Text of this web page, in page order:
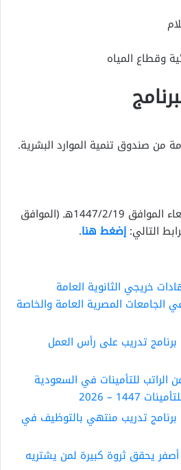
وقطاع المياه
من صندوق تنمية الموارد البشرية.
بدأ التقديم من اليوم، الأربعاء الموافق 1447/2/19هـ (الموافق
إضغط هنا.
خريجي الثانوية العامة
الجامعات المصرية العامة والخاصة
تدريب على رأس العمل
للتأمينات في السعودية
– 2026
برنامج تدريب منتهي بالتوظيف في
يحقق ثروة كبيرة لمن يشتريه